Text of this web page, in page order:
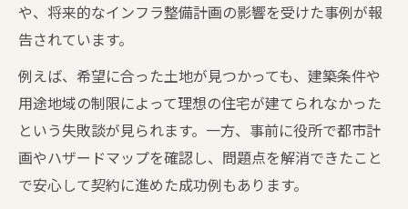
や、将来的なインフラ整備計画の影響を受けた事例が報
告されています。
例えば、希望に合った土地が見つかっても、建築条件や
用途地域の制限によって理想の住宅が建てられなかった
という失敗談が見られます。一方、事前に役所で都市計
画やハザードマップを確認し、問題点を解消できたこと
で安心して契約に進めた成功例もあります。